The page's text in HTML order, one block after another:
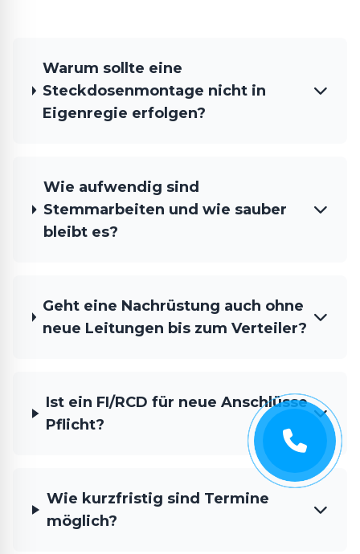
Warum sollte eine
Steckdosenmontage nicht in
Eigenregie erfolgen?
Wie aufwendig sind
Stemmarbeiten und wie sauber
bleibt es?
Geht eine Nachrüstung auch ohne
neue Leitungen bis zum Verteiler?
Ist ein FI/RCD für neue Anschlüsse
Pflicht?
Wie kurzfristig sind Termine
möglich?